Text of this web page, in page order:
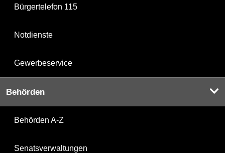
Bürgertelefon 115
Notdienste
Gewerbeservice
Behörden
Behörden A-Z
Senatsverwaltungen